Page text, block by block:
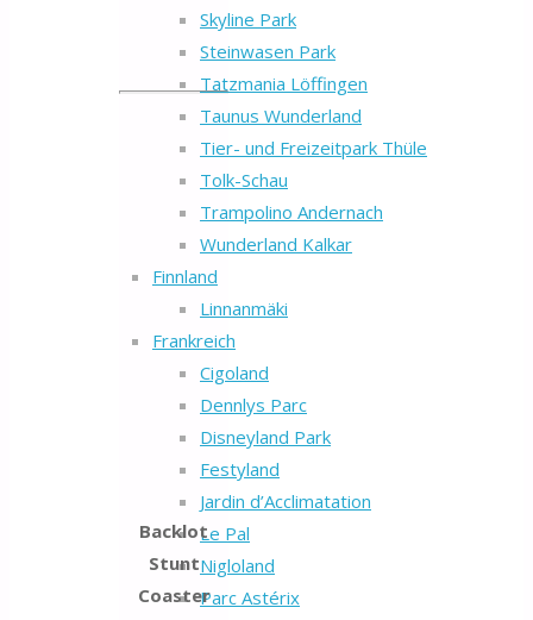
Skyline Park
Steinwasen Park
Tatzmania Löffingen
Taunus Wunderland
Tier- und Freizeitpark Thüle
Tolk-Schau
Trampolino Andernach
Wunderland Kalkar
Finnland
Linnanmäki
Frankreich
Cigoland
Dennlys Parc
Disneyland Park
Festyland
Jardin d’Acclimatation
Le Pal
Nigloland
Parc Astérix
Backlot
Stunt
Coaster